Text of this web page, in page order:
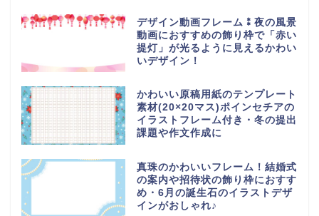
デザイン動画フレーム⁑夜の風景
動画におすすめの飾り枠で「赤い
提灯」が光るように見えるかわい
いデザイン！
かわいい原稿用紙のテンプレート
素材(20×20マス)ポインセチアの
イラストフレーム付き・冬の提出
課題や作文作成に
真珠のかわいいフレーム！結婚式
の案内や招待状の飾り枠におすす
め・6月の誕生石のイラストデザ
インがおしゃれ♪